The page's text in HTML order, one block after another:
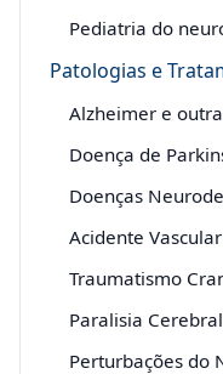
Pediatria do
Patologias e
Alzheimer e
Doença de
Doenças
Acidente
Traumatismo
Paralisia
Perturbações do